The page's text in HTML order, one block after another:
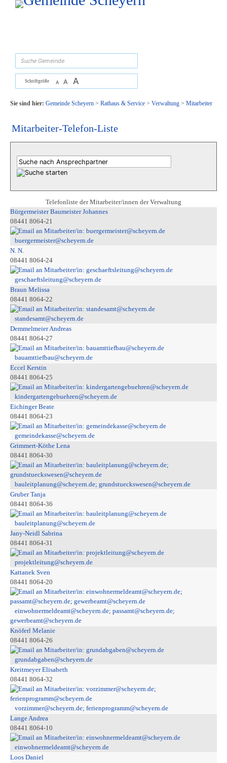
Zum Inhalt, zur Navigationoder zur Startseite springen.
Schriftgröße A A A
Sie sind hier: Gemeinde Scheyern> Rathaus & Service> Verwaltung> Mitarbeiter
Mitarbeiter-Telefon-Liste
Telefonliste der Mitarbeiter/innen der Verwaltung
Bürgermeister Baumeister Johannes
08441 8064-21
buergermeister@scheyern.de
N. N.
08441 8064-24
geschaeftsleitung@scheyern.de
Braun Melissa
08441 8064-22
standesamt@scheyern.de
Demmelmeier Andreas
08441 8064-27
bauamttiefbau@scheyern.de
Eccel Kerstin
08441 8064-25
kindergartengebuehren@scheyern.de
Eichinger Beate
08441 8064-23
gemeindekasse@scheyern.de
Grimmert-Köthe Lena
08441 8064-30
bauleitplanung@scheyern.de; grundstueckswesen@scheyern.de
Gruber Tanja
08441 8064-36
bauleitplanung@scheyern.de
Jany-Neidl Sabrina
08441 8064-31
projektleitung@scheyern.de
Kattanek Sven
08441 8064-20
einwohnermeldeamt@scheyern.de; passamt@scheyern.de;
gewerbeamt@scheyern.de
Knöferl Melanie
08441 8064-26
grundabgaben@scheyern.de
Kreitmeyer Elisabeth
08441 8064-32
vorzimmer@scheyern.de; ferienprogramm@scheyern.de
Lange Andrea
08441 8064-10
einwohnermeldeamt@scheyern.de
Loos Daniel